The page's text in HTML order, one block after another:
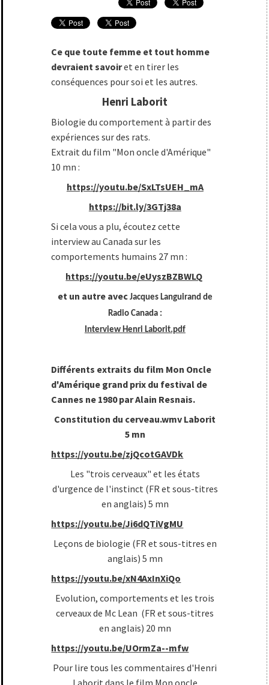
Ce que toute femme et tout homme
devraient savoiret en tirer les
conséquences pour soi et les autres.
Henri Laborit
Biologie du comportement à partir des
expériences sur des rats.
Extrait du film "Mon oncle d'Amérique"
10 mn :
https://youtu.be/SxLTsUEH_mA
https://bit.ly/3GTj38a
Si cela vous a plu, écoutez cette
interview au Canada sur les
comportements humains 27 mn :
https://youtu.be/eUyszBZBWLQ
et un autre avec Jacques Languirand de
Radio Canada :
Interview Henri Laborit.pdf
Différents extraits du film Mon Oncle
d'Amérique grand prix du festival de
Cannes ne 1980 par Alain Resnais.
Constitution du cerveau.wmv Laborit
5 mn
https://youtu.be/zjQcotGAVDk
Les "trois cerveaux" et les états
d'urgence de l'instinct (FR et sous-titres
en anglais) 5 mn
https://youtu.be/Ji6dQTiVgMU
Leçons de biologie (FR et sous-titres en
anglais) 5 mn
https://youtu.be/xN4AxInXiQo
Evolution, comportements et les trois
cerveaux de Mc Lean (FR et sous-titres
en anglais) 20 mn
https://youtu.be/UOrmZa--mfw
Pour lire tous les commentaires d'Henri
Laborit dans le film Mon oncle